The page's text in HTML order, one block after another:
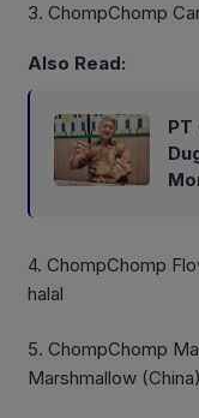
3. ChompChomp
Also Read:
PT
4. ChompChomp
halal
5. ChompChomp
Marshmallow